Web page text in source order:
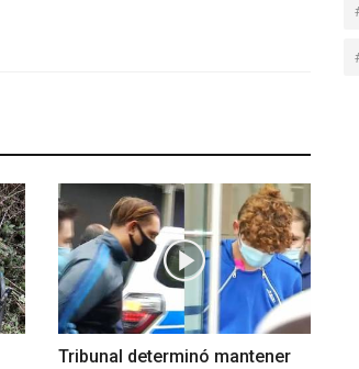
Tribunal determinó mantener